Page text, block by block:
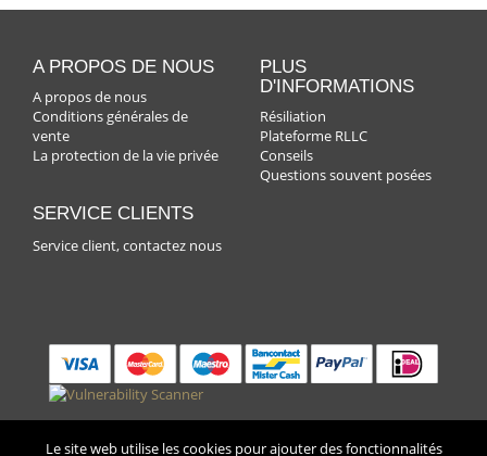
Le site web utilise les cookies pour ajouter des fonctionnalités
A PROPOS DE NOUS
A propos de nous
Conditions générales de
vente
La protection de la vie privée
PLUS
D'INFORMATIONS
Résiliation
Plateforme RLLC
Conseils
Questions souvent posées
SERVICE CLIENTS
Service client, contactez nous